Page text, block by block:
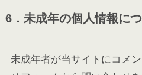
6．未成年の個人情報に
未成年者が当サイトにコメ